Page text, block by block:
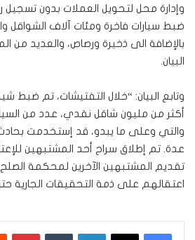
وإدارة محل لتحويل العملات بدون
ضبط سيارات فاخرة ومئات آلاف الشواقل
بالإضافة الى ذخيرة ورصاص، والعديد من
البيان.
وتابع البيان: “خلال التفتيشات، تم ضبط
أكثر من مليون شاقل نقدي، عدد من
والتي وعلى ما يبدو، قد إستخدمت بحادث
عدة. تم إطلاق سراح أحد المشتبهين
تقديم المشتبهين الآخرين لمحكمة
اعتقالهم على ذمة التحقيقات الجارية حتى يوم
لينكدإن بينتيريست